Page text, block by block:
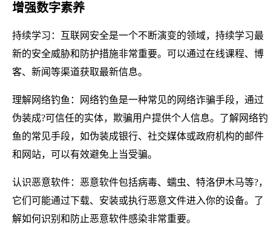
增强数字素养
持续学习：互联网安全是一个不断演变的领域，持续学习最
新的安全威胁和防护措施非常重要。可以通过在线课程、博
客、新闻等渠道获取最新信息。
理解网络钓鱼：网络钓鱼是一种常见的网络诈骗手段，通过
伪装成?可信任的实体，欺骗用户提供个人信息。了解网络钓
鱼的常见手段，如伪装成银行、社交媒体或政府机构的邮件
和网站，可以有效避免上当受骗。
认识恶意软件：恶意软件包括病毒、蠕虫、特洛伊木马等?，
它们可能通过下载、安装或执行恶意文件进入你的设备。了
解如何识别和防止恶意软件感染非常重要。